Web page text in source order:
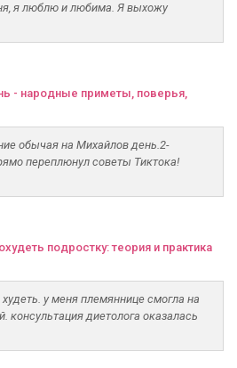
я люблю и любима. Я выхожу
- народные приметы, поверья,
обычая на Михайлов день.2-
переплюнул советы Тиктока!
подростку: теория и практика
у меня племяннице смогла на
консультация диетолога оказалась